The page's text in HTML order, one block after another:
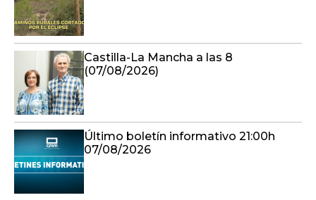
Castilla-La Mancha a las 8
(07/08/2026)
Último boletín informativo 21:00h
07/08/2026